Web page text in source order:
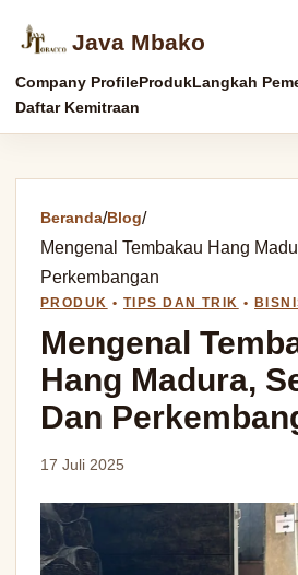
Java Mbako
Company ProfileProdukLangkah
Daftar Kemitraan
Beranda/Blog/
Mengenal Tembakau Hang
Perkembangan
PRODUK • TIPS DAN TRIK •
Mengenal
Hang Madura,
Dan
17 Juli 2025